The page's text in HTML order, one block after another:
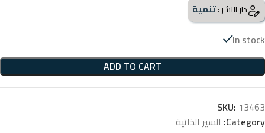
دار النشر :تنمية
In stock
ADD TO CART
SKU: 13463
Category: السير الذاتية